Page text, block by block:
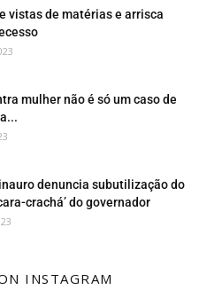
vistas de matérias e arrisca
mulher não é só um caso de
denuncia subutilização do
crachá’ do governador
INSTAGRAM